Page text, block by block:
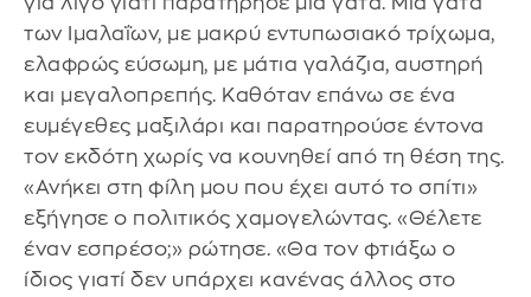
των Ιμαλαΐων, με μακρύ εντυπωσιακό τρίχωμα,
ελαφρώς εύσωμη, με μάτια γαλάζια, αυστηρή
και μεγαλοπρεπής. Καθόταν επάνω σε ένα
ευμέγεθες μαξιλάρι και παρατηρούσε έντονα
τον εκδότη χωρίς να κουνηθεί από τη θέση της.
«Ανήκει στη φίλη μου που έχει αυτό το σπίτι»
εξήγησε ο πολιτικός χαμογελώντας. «Θέλετε
έναν εσπρέσο;» ρώτησε. «Θα τον φτιάξω ο
ίδιος γιατί δεν υπάρχει κανένας άλλος στο